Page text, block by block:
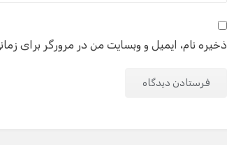
ذخیره نام، ایمیل و وبسایت من در مرورگر برای